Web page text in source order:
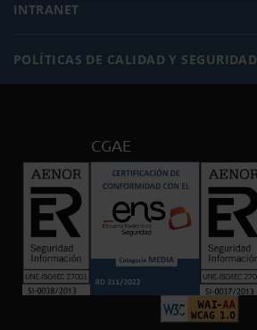
INTRANET
POLÍTICAS DE CALIDAD Y SEGURIDAD
CGAE